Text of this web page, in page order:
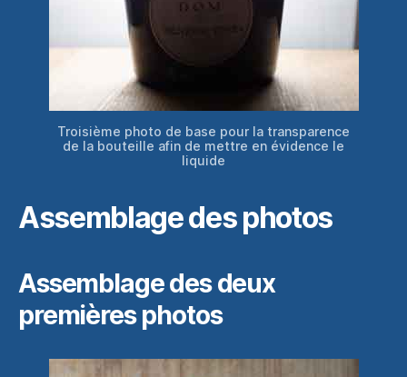
Troisième photo de base pour la transparence
de la bouteille afin de mettre en évidence le
liquide
Assemblage des photos
Assemblage des deux
premières photos